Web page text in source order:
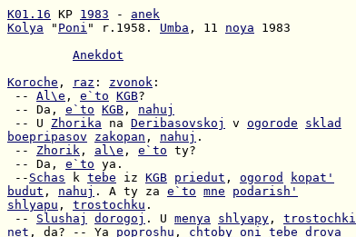
K01.16 KP 1983 - anek
Kolya " Poni " r.1958. Umba , 11 noya 1983
Anekdot
Koroche , raz : zvonok
-- Al\e , e`to KGB
-- Da, e`to KGB , nahuj
-- U Zhorika na Deribasovskoj v ogorode
sklad
boepripasov
zakopan , nahuj
-- Zhorik , al\e , e`to
-- Da, e`to
-- Schas k tebe iz KGB priedut , ogorod
kopat'
budut , nahuj . A ty za e`to mne
podarish'
shlyapu , trostochku
-- Slushaj dorogoj . U menya shlyapy , trostochki
net , da? -- Ya poproshu , chtoby oni tebe drova